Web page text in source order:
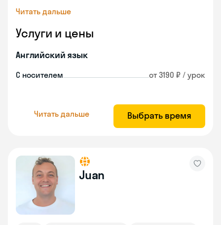
Читать дальше
Услуги и цены
Английский язык
С носителем от 3190 ₽ / урок
Читать дальше Выбрать время
Juan